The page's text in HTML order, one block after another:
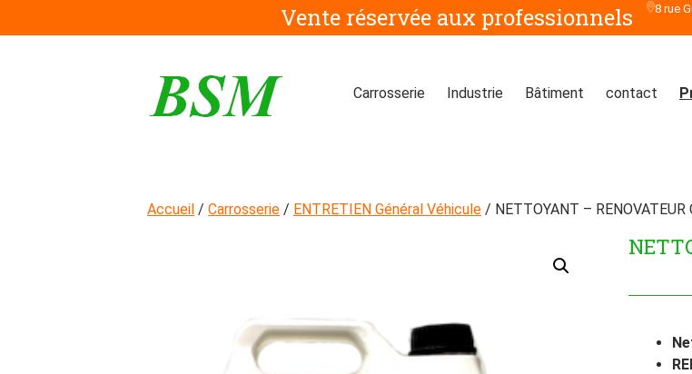
au
Vente réservée aux professionnels 8 rue
Carrosserie Industrie Bâtiment contact
Accueil / Carrosserie / ENTRETIEN Général Véhicule / NETTOYANT – RENOVATEUR